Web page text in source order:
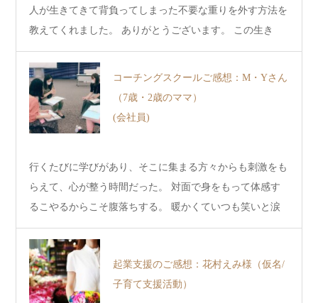
人が生きてきて背負ってしまった不要な重りを外す方法を
教えてくれました。 ありがとうございます。 この生き
て…
コーチングスクールご感想：M・Yさん
（7歳・2歳のママ）
(会社員)
行くたびに学びがあり、そこに集まる方々からも刺激をも
らえて、心が整う時間だった。 対面で身をもって体感す
るこやるからこそ腹落ちする。 暖かくていつも笑いと涙
に…
起業支援のご感想：花村えみ様（仮名/
子育て支援活動）